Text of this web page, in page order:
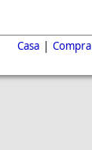
Casa | Compra